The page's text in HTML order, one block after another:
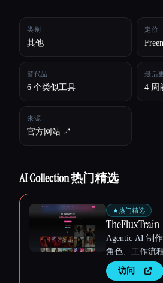
类别
其他
定价
替代品
6 个类似工具
最后
4 周
来源
官方网站 ↗︎
AI Collection 热门精选
★热门精选
TheFluxTrain
Agentic AI 制
角色、工作流
访问